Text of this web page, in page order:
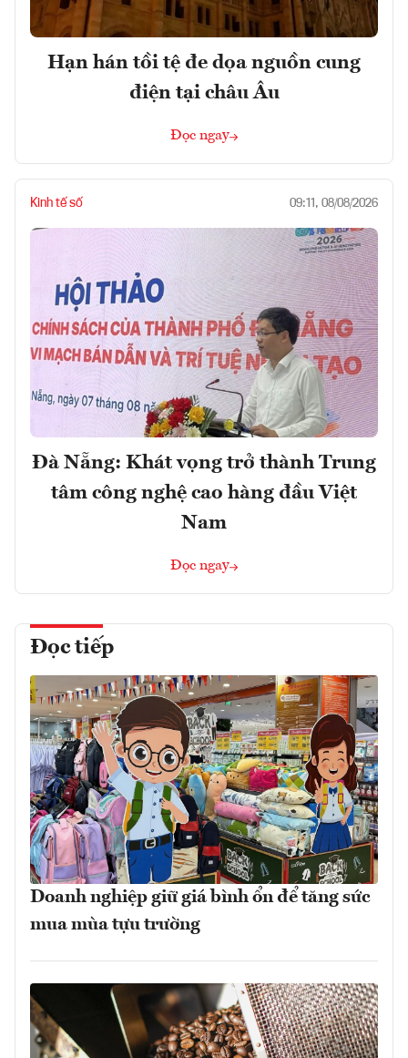
Hạn hán tồi tệ đe dọa nguồn cung
điện tại châu Âu
Đọc ngay
Kinh tế số 09:11, 08/08/2026
Đà Nẵng: Khát vọng trở thành Trung
tâm công nghệ cao hàng đầu Việt
Nam
Đọc ngay
Đọc tiếp
Doanh nghiệp giữ giá bình ổn để tăng sức
mua mùa tựu trường